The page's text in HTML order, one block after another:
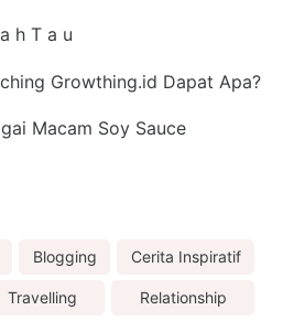
h T a u
Growthing.id Dapat Apa?
Macam Soy Sauce
Blogging Cerita Inspiratif
Travelling Relationship